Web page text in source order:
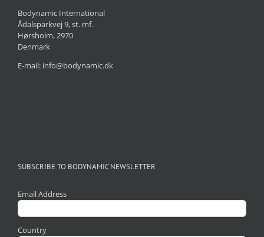
Bodynamic International
Ådalsparkvej 9, st. mf.
Hørsholm, 2970
Denmark
E-mail: info@bodynamic.dk
SUBSCRIBE TO BODYNAMIC NEWSLETTER
Email Address
Country